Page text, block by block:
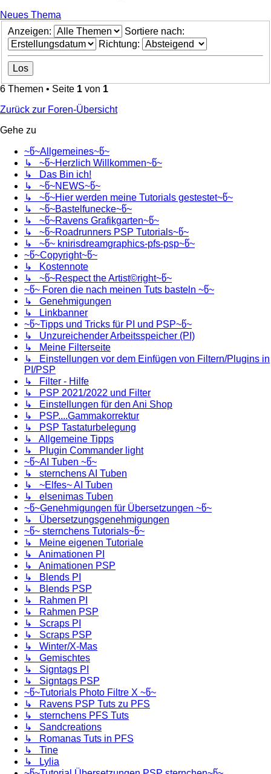
Neues Thema
Anzeigen:
Sortiere nach:
Richtung:
6 Themen • Seite 1 von 1
Zurück zur Foren-Übersicht
Gehe zu
~წ~Allgemeines~წ~
↳ ~წ~Herzlich Willkommen~წ~
↳ Das Bin ich!
↳ ~წ~NEWS~წ~
↳ ~წ~Hier werden meine Tutorials gestestet~წ~
↳ ~წ~Bastelfunecke~წ~
↳ ~წ~Ravens Grafikgarten~წ~
↳ ~წ~Roadrunners PSP Tutorials~წ~
↳ ~წ~ knirisdreamgraphics-pfs-psp~წ~
~წ~Copyright~წ~
↳ Kostennote
↳ ~წ~Respect the Artist©right~წ~
~წ~ Foren die nach meinen Tuts basteln ~წ~
↳ Genehmigungen
↳ Linkbanner
~წ~Tipps und Tricks für PI und PSP~წ~
↳ Unzureichender Arbeitsspeicher (PI)
↳ Meine Filterseite
↳ Einstellungen vor dem Einfügen von Filtern/Plugins in
PI/PSP
↳ Filter - Hilfe
↳ PSP 2021/2022 und Filter
↳ Einstellungen für den Ani Shop
↳ PSP....Gammakorrektur
↳ PSP Tastaturbelegung
↳ Allgemeine Tipps
↳ Plugin Commander light
~წ~AI Tuben ~წ~
↳ sternchens AI Tuben
↳ ~Elfes~ AI Tuben
↳ elsenimas Tuben
~წ~Genehmigungen für Übersetzungen ~წ~
↳ Übersetzungsgenehmigungen
~წ~ sternchens Tutorials~წ~
↳ Meine eigenen Tutoriale
↳ Animationen PI
↳ Animationen PSP
↳ Blends PI
↳ Blends PSP
↳ Rahmen PI
↳ Rahmen PSP
↳ Scraps PI
↳ Scraps PSP
↳ Winter/X-Mas
↳ Gemischtes
↳ Signtags PI
↳ Signtags PSP
~წ~Tutorials Photo Filtre X ~წ~
↳ Ravens PSP Tuts zu PFS
↳ sternchens PFS Tuts
↳ Sandcreations
↳ Romanas Tuts in PFS
↳ Tine
↳ Lylia